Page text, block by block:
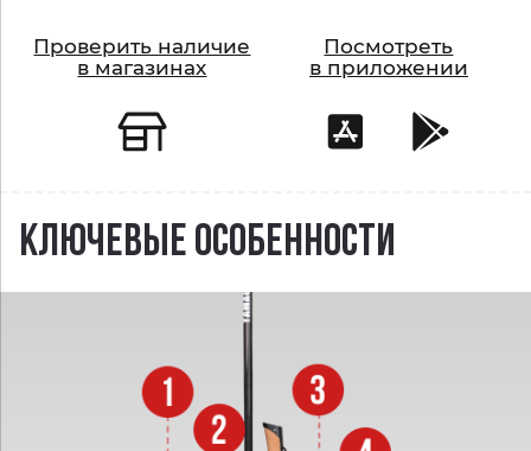
Проверить наличие
в магазинах
Посмотреть
в приложении
КЛЮЧЕВЫЕ ОСОБЕННОСТИ